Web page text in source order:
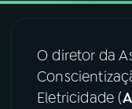
06 VIDEOCASTS
07ÚLTIMAS
O diretor da
Eletricidade (